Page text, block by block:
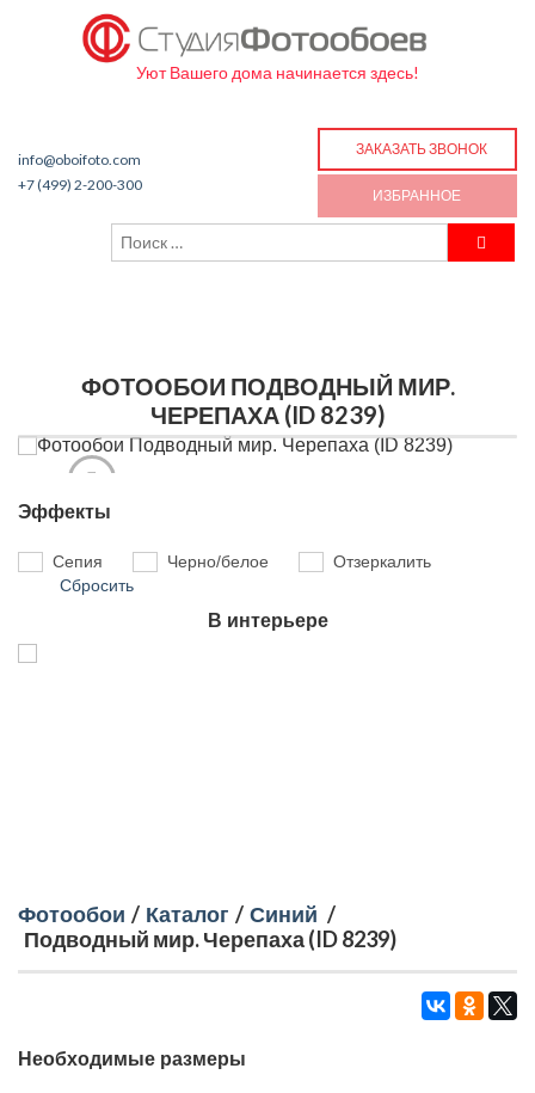
Уют Вашего дома начинается здесь!
info@oboifoto.com
+7 (499) 2-200-300
ЗАКАЗАТЬ ЗВОНОК
ИЗБРАННОЕ
ФОТООБОИ ПОДВОДНЫЙ МИР.
ЧЕРЕПАХА (ID 8239)
Эффекты
Сепия Черно/белое
Отзеркалить
Сбросить
В интерьере
Фотообои / Каталог / Синий /
Подводный мир. Черепаха (ID 8239)
Необходимые размеры